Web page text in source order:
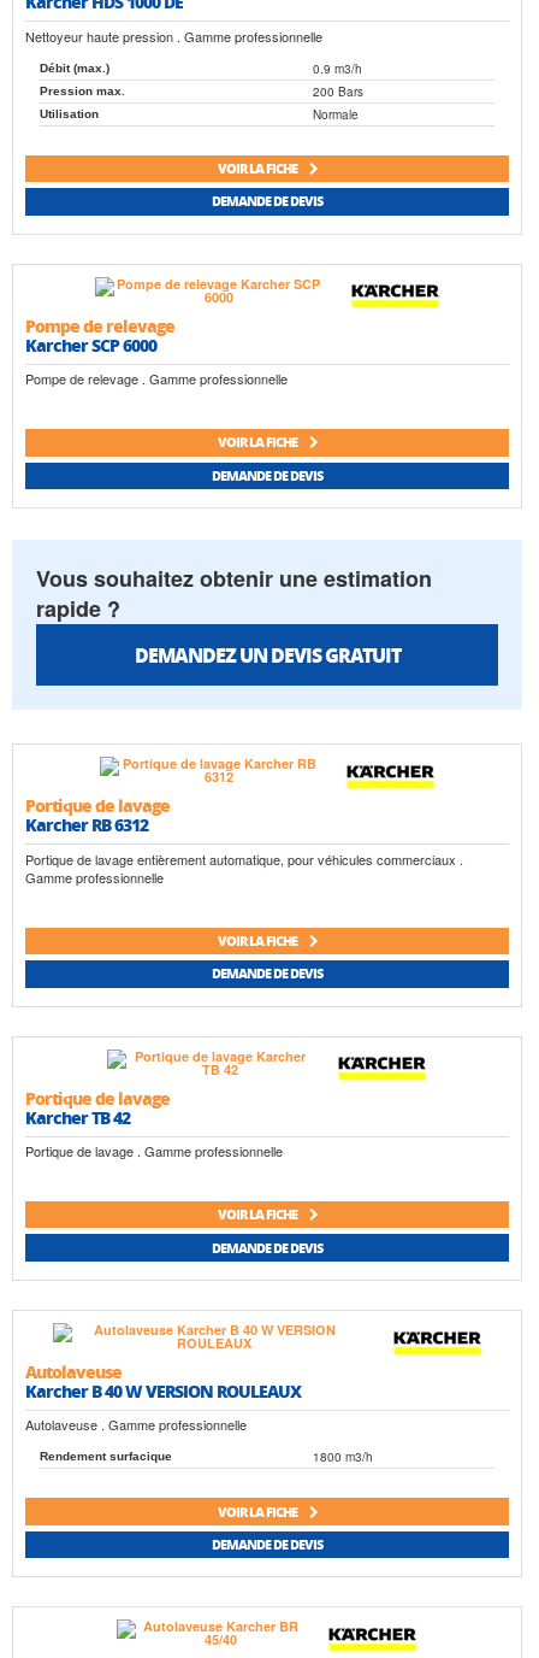
Nettoyeur haute pression . Gamme professionnelle
Débit (max.) 0.9 m3/h
Pression max. 200 Bars
Utilisation Normale
VOIR LA FICHE
DEMANDE DE DEVIS
Pompe de relevage
Karcher SCP 6000
Pompe de relevage . Gamme professionnelle
VOIR LA FICHE
DEMANDE DE DEVIS
Vous souhaitez obtenir une estimation
rapide ?
DEMANDEZ UN DEVIS GRATUIT
Portique de lavage
Karcher RB 6312
Portique de lavage entièrement automatique, pour véhicules commerciaux .
Gamme professionnelle
VOIR LA FICHE
DEMANDE DE DEVIS
Portique de lavage
Karcher TB 42
Portique de lavage . Gamme professionnelle
VOIR LA FICHE
DEMANDE DE DEVIS
Autolaveuse
Karcher B 40 W VERSION ROULEAUX
Autolaveuse . Gamme professionnelle
Rendement surfacique 1800 m3/h
VOIR LA FICHE
DEMANDE DE DEVIS